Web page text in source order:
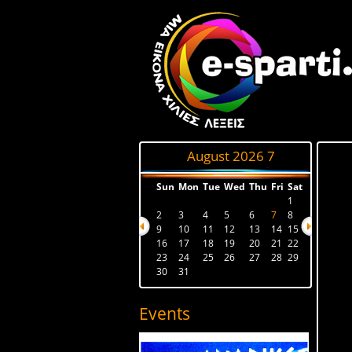
August 2026 7
Sun Mon Tue Wed Thu Fri Sat
1
2
3 4 5 6 7
8
9
10 11 12 13 14 15
16
17 18 19 20 21
22
23
24 25 26 27 28 29
30
31
Events